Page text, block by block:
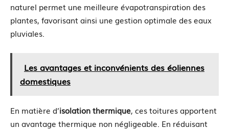
naturel permet une meilleure évapotranspiration des
plantes, favorisant ainsi une gestion optimale des eaux
pluviales.
Les avantages et inconvénients des éoliennes
domestiques
En matière d’isolation thermique, ces toitures apportent
un avantage thermique non négligeable. En réduisant